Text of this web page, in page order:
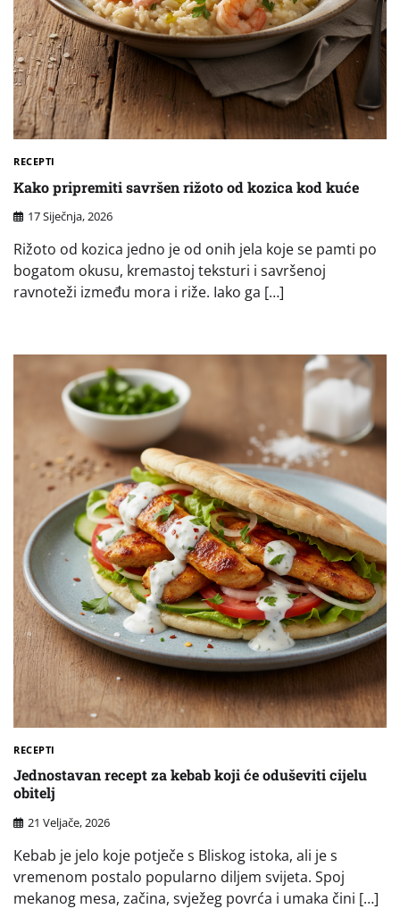
RECEPTI
Kako pripremiti savršen rižoto od kozica kod kuće
17 Siječnja, 2026
Rižoto od kozica jedno je od onih jela koje se pamti po
bogatom okusu, kremastoj teksturi i savršenoj
ravnoteži između mora i riže. Iako ga […]
RECEPTI
Jednostavan recept za kebab koji će oduševiti cijelu
obitelj
21 Veljače, 2026
Kebab je jelo koje potječe s Bliskog istoka, ali je s
vremenom postalo popularno diljem svijeta. Spoj
mekanog mesa, začina, svježeg povrća i umaka čini […]